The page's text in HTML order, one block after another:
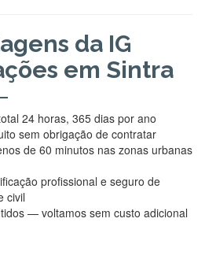
da IG
em Sintra
24 horas, 365 dias por ano
sem obrigação de contratar
de 60 minutos nas zonas urbanas
profissional e seguro de
civil
— voltamos sem custo adicional